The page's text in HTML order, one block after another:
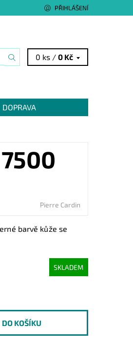
PŘIHLÁŠENÍ
0 ks /0 Kč
DOPRAVA
7500
Pierre Cardin
barvě kůže se
SKLADEM